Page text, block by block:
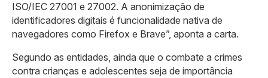
ISO/IEC 27001 e 27002. A anonimização de
identificadores digitais é funcionalidade nativa de
navegadores como Firefox e Brave”, aponta a carta.
Segundo as entidades, ainda que o combate a crimes
contra crianças e adolescentes seja de importância